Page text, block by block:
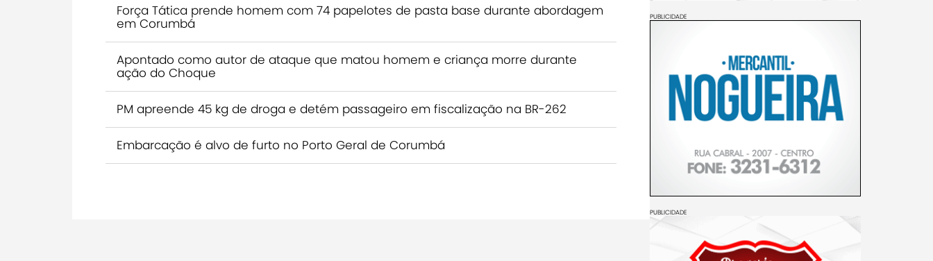
Força Tática prende homem com 74 papelotes de pasta base durante abordagem
em Corumbá
Apontado como autor de ataque que matou homem e criança morre durante
ação do Choque
PM apreende 45 kg de droga e detém passageiro em fiscalização na BR-262
Embarcação é alvo de furto no Porto Geral de Corumbá
PUBLICIDADE
PUBLICIDADE